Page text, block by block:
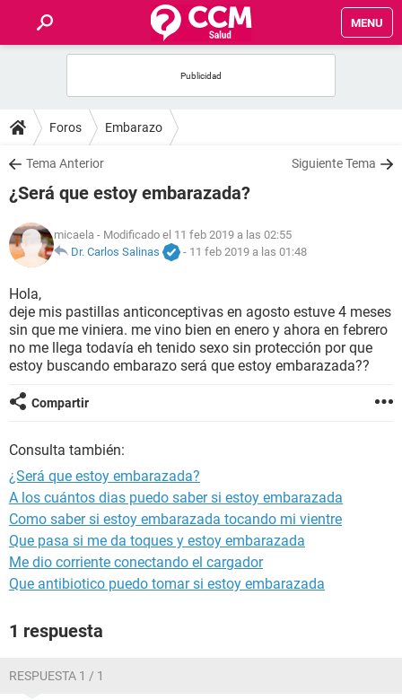
MENU
FOROS
SALUD
FAMILIA
NUTRICIÓN
BIENESTAR
SEXUALIDAD
GLOSARIO
Foros Embarazo
Tema Anterior Siguiente Tema
¿Será que estoy embarazada?
micaela - Modificado el 11 feb 2019 a las 02:55
Dr. Carlos Salinas
- 11 feb 2019 a las 01:48
Hola,
deje mis pastillas anticonceptivas en agosto estuve 4 meses
sin que me viniera. me vino bien en enero y ahora en febrero
no me llega todavía eh tenido sexo sin protección por que
estoy buscando embarazo será que estoy embarazada??
Compartir
Consulta también:
¿Será que estoy embarazada?
A los cuántos dias puedo saber si estoy embarazada
Como saber si estoy embarazada tocando mi vientre
Que pasa si me da toques y estoy embarazada
Me dio corriente conectando el cargador
Que antibiotico puedo tomar si estoy embarazada
1 respuesta
RESPUESTA 1 / 1